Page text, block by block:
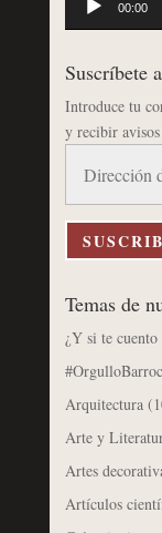
00:00
Suscríbete
Introduce tu
y recibir avisos
correo
electrónico
Temas de
¿Y si te
Arquitectura
Arte y
Artes
Artículos